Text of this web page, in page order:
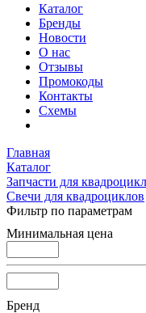
Каталог
Бренды
Новости
О нас
Отзывы
Промокоды
Контакты
Схемы
Главная
Каталог
Запчасти для
Свечи для квадроциклов
Фильтр по параметрам
Минимальная цена
Бренд